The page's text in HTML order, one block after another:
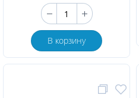
В корзину